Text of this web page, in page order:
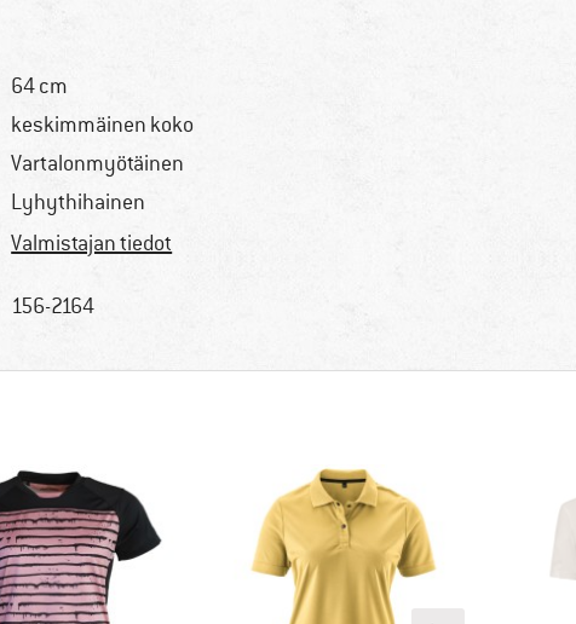
64 cm
keskimmäinen koko
Vartalonmyötäinen
Lyhythihainen
Valmistajan tiedot
156-2164